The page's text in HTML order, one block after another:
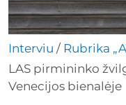
Interviu / Rubrika
LAS pirmininko
Venecijos bienalėje